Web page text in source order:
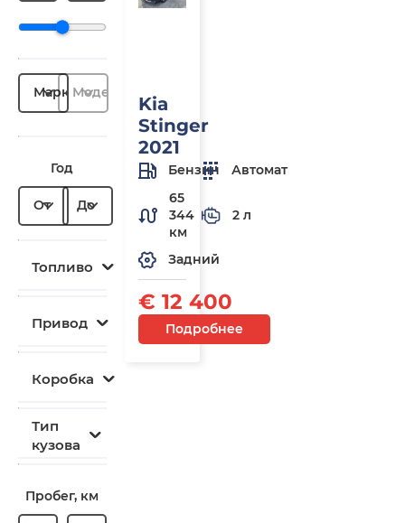
МаркаМодель
Год
От До
Топливо
Привод
Коробка
Тип
кузова
Пробег, км
Kia
Stinger
2021
Бензин
Автомат
65
344
км
2 л
Задний
€ 12 400
Подробнее